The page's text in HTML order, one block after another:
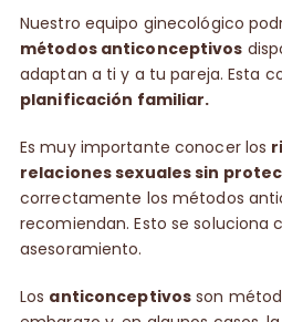
Nuestro equipo ginecológico
métodos anticonceptivos
adaptan a ti y a tu pareja. Esta
planificación familiar.
Es muy importante conocer los
relaciones sexuales sin
correctamente los métodos
recomiendan. Esto se soluciona
asesoramiento.
Los anticonceptivos son